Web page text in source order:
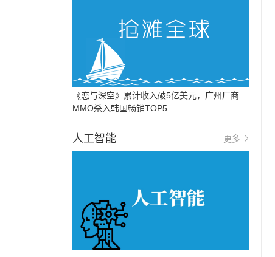
《恋与深空》累计收入破5亿美元，广州厂商
MMO杀入韩国畅销TOP5
人工智能 更多